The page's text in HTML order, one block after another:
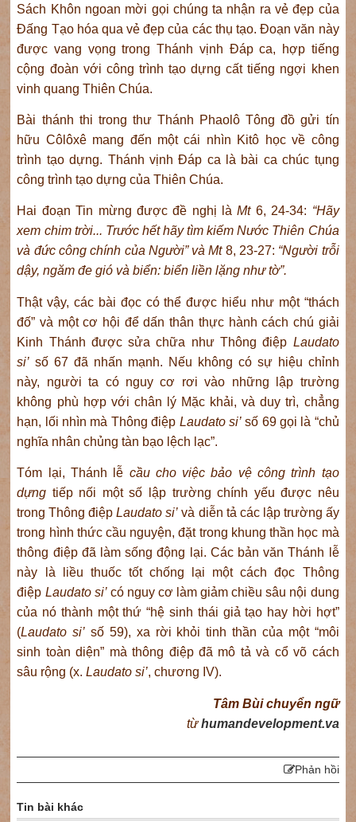
Sách Khôn ngoan mời gọi chúng ta nhận ra vẻ đẹp của
Đấng Tạo hóa qua vẻ đẹp của các thụ tạo. Đoạn văn này
được vang vọng trong Thánh vịnh Đáp ca, hợp tiếng
cộng đoàn với công trình tạo dựng cất tiếng ngợi khen
vinh quang Thiên Chúa.
Bài thánh thi trong thư Thánh Phaolô Tông đồ gửi tín
hữu Côlôxê mang đến một cái nhìn Kitô học về công
trình tạo dựng. Thánh vịnh Đáp ca là bài ca chúc tụng
công trình tạo dựng của Thiên Chúa.
Hai đoạn Tin mừng được đề nghị làMt6, 24-34: “Hãy
xem chim trời... Trước hết hãy tìm kiếm Nước Thiên Chúa
và đức công chính của Người” và Mt8, 23-27: “Người trỗi
dậy, ngăm đe gió và biển: biển liền lặng như tờ”.
Thật vậy, các bài đọc có thể được hiểu như một “thách
đố” và một cơ hội để dấn thân thực hành cách chú giải
Kinh Thánh được sửa chữa như Thông điệp Laudato
si’ số 67 đã nhấn mạnh. Nếu không có sự hiệu chỉnh
này, người ta có nguy cơ rơi vào những lập trường
không phù hợp với chân lý Mặc khải, và duy trì, chẳng
hạn, lối nhìn mà Thông điệp Laudato si’số 69 gọi là “chủ
nghĩa nhân chủng tàn bạo lệch lạc”.
Tóm lại, Thánh lễ cầu cho việc bảo vệ công trình tạo
dựng tiếp nối một số lập trường chính yếu được nêu
trong Thông điệpLaudato si’ và diễn tả các lập trường ấy
trong hình thức cầu nguyện, đặt trong khung thần học mà
thông điệp đã làm sống động lại. Các bản văn Thánh lễ
này là liều thuốc tốt chống lại một cách đọc Thông
điệp Laudato si’có nguy cơ làm giảm chiều sâu nội dung
của nó thành một thứ “hệ sinh thái giả tạo hay hời hợt”
(Laudato si’ số 59), xa rời khỏi tinh thần của một “môi
sinh toàn diện” mà thông điệp đã mô tả và cổ võ cách
sâu rộng (x.Laudato si’, chương IV).
Tâm Bùi chuyển ngữ
từhumandevelopment.va
Phản hồi
Tin bài khác